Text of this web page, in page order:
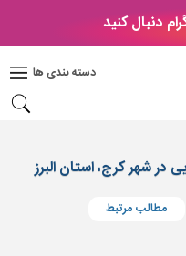
دنبال کنید
دسته بندی ها
شهر کرج، استان البرز
مطالب مرتبط